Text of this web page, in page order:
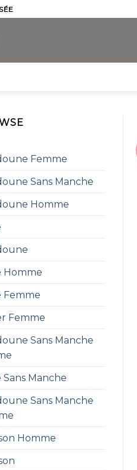
Femme
Sans Manche
Homme
Homme
Femme
Femme
Sans Manche
Sans Manche
Sans Manche
Homme